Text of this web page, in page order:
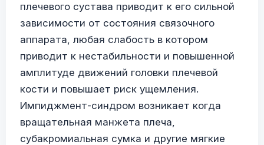
плечевого сустава приводит к его сильной
зависимости от состояния связочного
аппарата, любая слабость в котором
приводит к нестабильности и повышенной
амплитуде движений головки плечевой
кости и повышает риск ущемления.
Импиджмент-синдром возникает когда
вращательная манжета плеча,
субакромиальная сумка и другие мягкие